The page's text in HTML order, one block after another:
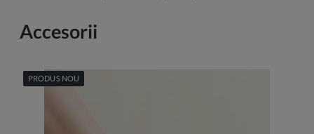
Accesorii
PRODUS NOU